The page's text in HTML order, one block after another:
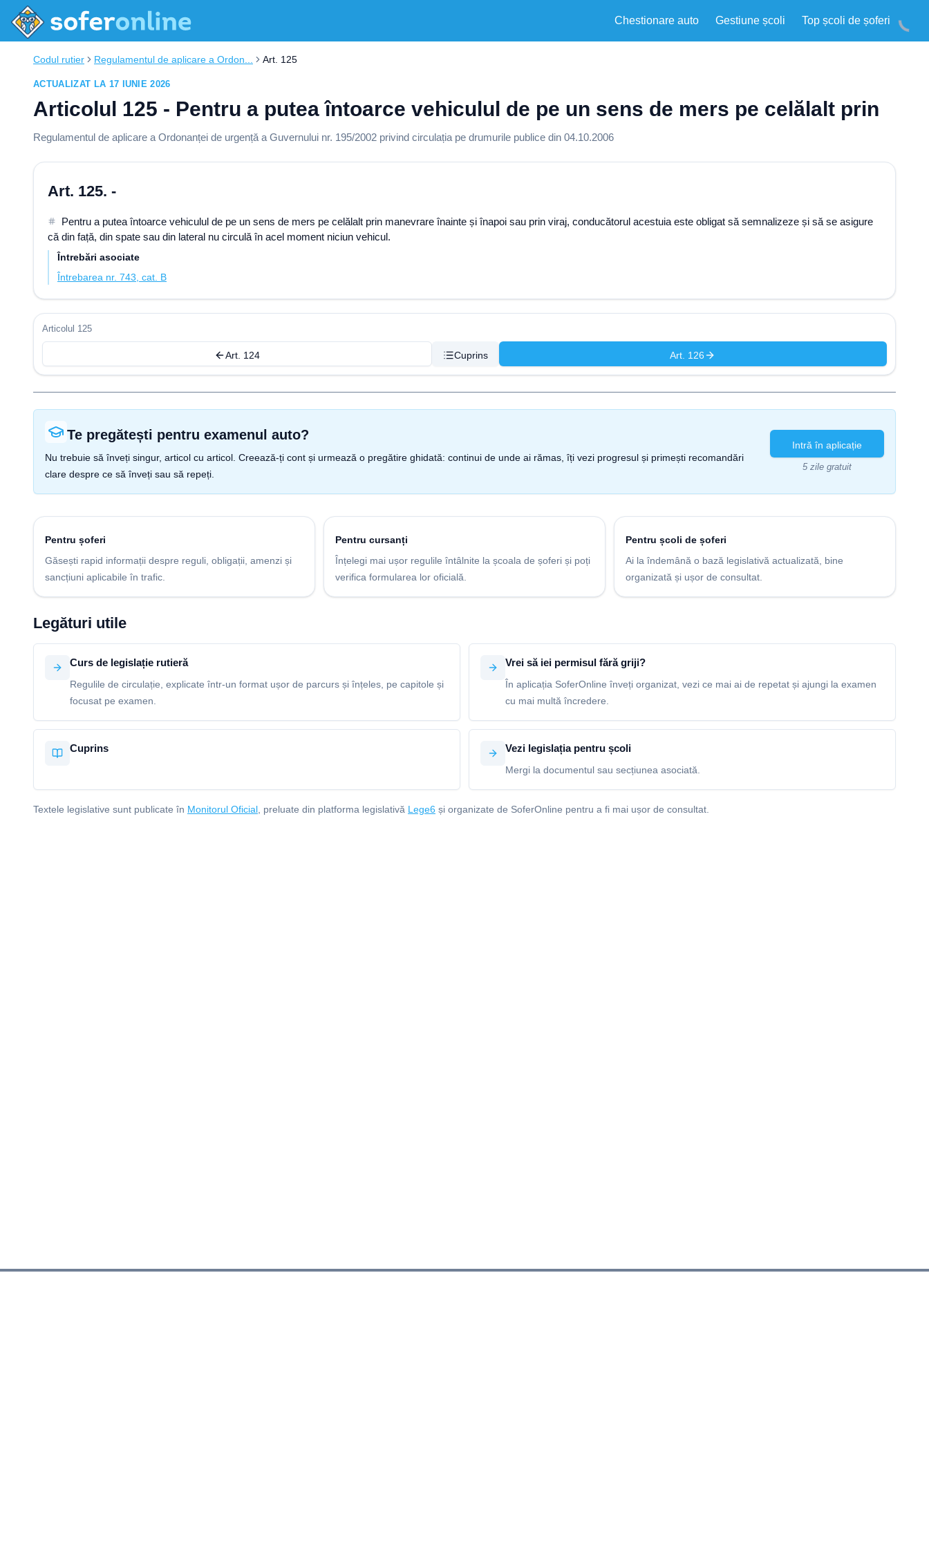
Chestionare auto Gestiune școli Top școli de șoferi
Codul rutier Regulamentul de aplicare a Ordon... Art. 125
ACTUALIZAT LA 17 IUNIE 2026
Articolul 125 - Pentru a putea întoarce vehiculul de pe un sens de mers pe celălalt prin
Regulamentul de aplicare a Ordonanței de urgență a Guvernului nr. 195/2002 privind circulația pe drumurile publice din 04.10.2006
Art. 125. -
Pentru a putea întoarce vehiculul de pe un sens de mers pe celălalt prin manevrare înainte și înapoi sau prin viraj, conducătorul acestuia este obligat să semnalizeze și să se asigure
că din față, din spate sau din lateral nu circulă în acel moment niciun vehicul.
Întrebări asociate
Întrebarea nr. 743, cat. B
Articolul 125
Art. 124 Cuprins Art. 126
Te pregătești pentru examenul auto?
Nu trebuie să înveți singur, articol cu articol. Creează-ți cont și urmează o pregătire ghidată: continui de unde ai rămas, îți vezi progresul și primești recomandări
clare despre ce să înveți sau să repeți.
Intră în aplicație
5 zile gratuit
Pentru șoferi
Găsești rapid informații despre reguli, obligații, amenzi și
sancțiuni aplicabile în trafic.
Pentru cursanți
Înțelegi mai ușor regulile întâlnite la școala de șoferi și poți
verifica formularea lor oficială.
Pentru școli de șoferi
Ai la îndemână o bază legislativă actualizată, bine
organizată și ușor de consultat.
Legături utile
Curs de legislație rutieră
Regulile de circulație, explicate într-un format ușor de parcurs și înțeles, pe capitole și
focusat pe examen.
Vrei să iei permisul fără griji?
În aplicația SoferOnline înveți organizat, vezi ce mai ai de repetat și ajungi la examen
cu mai multă încredere.
Cuprins Vezi legislația pentru școli
Mergi la documentul sau secțiunea asociată.
Textele legislative sunt publicate în Monitorul Oficial , preluate din platforma legislativă Lege6 și organizate de SoferOnline pentru a fi mai ușor de consultat.